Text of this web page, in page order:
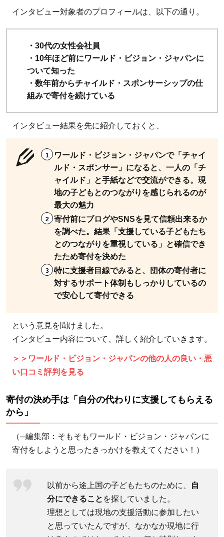
は
「自
分の
代わ
りに
支援
して
える
1.2
いか
も？
とい
う思
いを
払拭
し、
ワー
ョ
ン・
ジャ
パン
付を
た理
由は
「現
なが
り」
1.3
ワー
インタビュー対象者のプロフィールは、以下の通り。
・30代の女性会社員
・10年ほど前にワールド・ビジョン・ジャパンに
ついて知った
・数年前からチャイルド・スポンサーシップの仕
組みで寄付を続けている
インタビュー結果を先に紹介しておくと、
ワールド・ビジョン・ジャパンで「チャイ
ルド・スポンサー」になると、一人の「チ
ャイルド」と手紙などで交流ができる。現
地の子どもとのつながりを感じられるのが
最大の魅力
寄付前にブログやSNSを見て信頼出来るか
を調べた。結果「支援している子どもたち
とのつながりを重視している」と確信でき
たため寄付を決めた
特に支援者目線でみると、団体の寄付者に
対するサポート体制もしっかりしているの
で安心して寄付できる
という意見を聞けました。
インタビュー内容について、詳しく紹介していきます。
＞＞ワールド・ビジョン・ジャパンの他の人の良い・悪
い口コミ評判を見る
寄付の決め手は「自分の代わりに支援してもらえる
から」
（─編集部：そもそもワールド・ビジョン・ジャパンに
寄付をしようと思ったきっかけを教えてください！）
以前から途上国の子どもたちのために、
自
分にできること を探していました。
理想としては現地の支援活動に参加したい
と思っていたんですが、なかなか現地に行